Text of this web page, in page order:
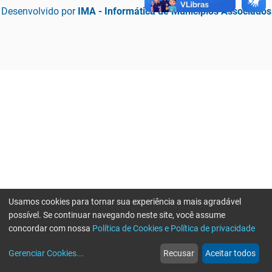
Desenvolvido por IMA - Informática de Municípios Associados
web
Notícias
more_horiz
Mais
Usamos cookies para tornar sua experiência a mais agradável
possível. Se continuar navegando neste site, você assume
concordar com nossa Política de Cookies e Política de privacidade
Gerenciar Cookies... Recusar Aceitar todos
Erro ao enviar informações, por favor tente novamente